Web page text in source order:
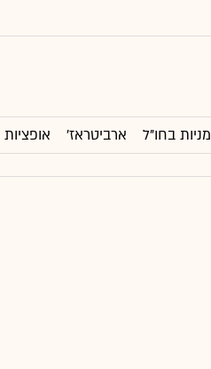
מניות בחו"ל ארביטראז' אופציות